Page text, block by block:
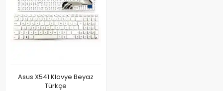
Asus X541 Klavye Beyaz
Türkçe